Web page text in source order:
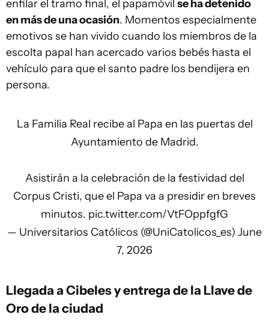
enfilar el tramo final, el papamóvil se ha detenido
en más de una ocasión. Momentos especialmente
emotivos se han vivido cuando los miembros de la
escolta papal han acercado varios bebés hasta el
vehículo para que el santo padre los bendijera en
persona.
La Familia Real recibe al Papa en las puertas del
Ayuntamiento de Madrid.
Asistirán a la celebración de la festividad del
Corpus Cristi, que el Papa va a presidir en breves
minutos. pic.twitter.com/VtFOppfgfG
— Universitarios Católicos (@UniCatolicos_es) June
7, 2026
Llegada a Cibeles y entrega de la Llave de
Oro de la ciudad